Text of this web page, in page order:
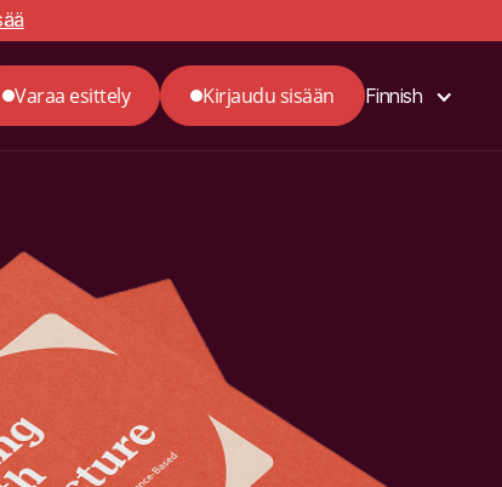
Varaa esittely Kirjaudu sisään Finnish